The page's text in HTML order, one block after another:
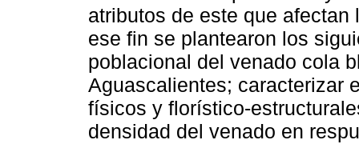
atributos de este que
ese fin se plantearon los
poblacional del venado cola
Aguascalientes; caracterizar
físicos y florístico-
densidad del venado en